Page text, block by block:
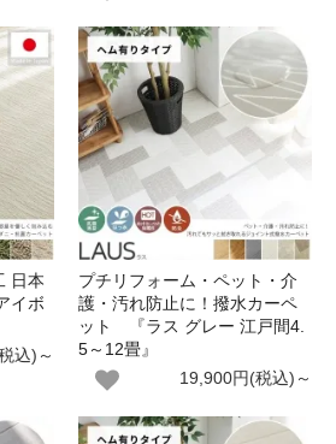
日本
イボ
込)～
プチリフォーム・ペット・介
護・汚れ防止に！撥水カーペ
ット 『ラス グレー 江戸間4.
5～12畳』
19,900円(税込)～